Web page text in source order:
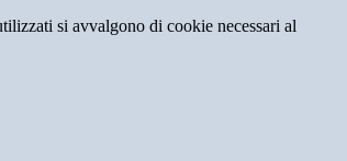
si avvalgono di cookie necessari al